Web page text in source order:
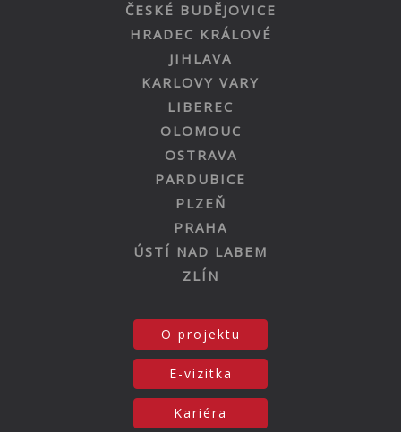
ČESKÉ BUDĚJOVICE
HRADEC KRÁLOVÉ
JIHLAVA
KARLOVY VARY
LIBEREC
OLOMOUC
OSTRAVA
PARDUBICE
PLZEŇ
PRAHA
ÚSTÍ NAD LABEM
ZLÍN
O projektu
E-vizitka
Kariéra